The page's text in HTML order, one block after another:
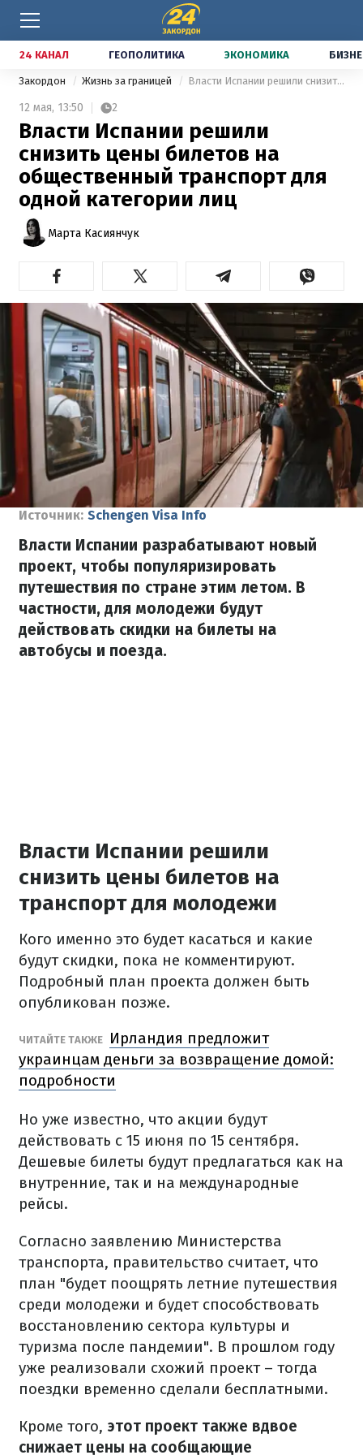
24 КАНАЛ ГЕОПОЛИТИКА ЭКОНОМИКА
Закордон Жизнь за границей Власти Испании решили снизить цены билетов на общественный транспорт для одной категории лиц
12 мая, 13:50 2
Власти Испании решили
снизить цены билетов на
общественный транспорт для
одной категории лиц
Марта Касиянчук
Источник: Schengen Visa Info
Власти Испании разрабатывают новый
проект, чтобы популяризировать
путешествия по стране этим летом. В
частности, для молодежи будут
действовать скидки на билеты на
автобусы и поезда.
Власти Испании решили
снизить цены билетов на
транспорт для молодежи
Кого именно это будет касаться и какие
будут скидки, пока не комментируют.
Подробный план проекта должен быть
опубликован позже.
ЧИТАЙТЕ ТАКЖЕ
Ирландия предложит
украинцам деньги за возвращение домой:
подробности
Но уже известно, что акции будут
действовать с 15 июня по 15 сентября.
Дешевые билеты будут предлагаться как на
внутренние, так и на международные
рейсы.
Согласно заявлению Министерства
транспорта, правительство считает, что
план "будет поощрять летние путешествия
среди молодежи и будет способствовать
восстановлению сектора культуры и
туризма после пандемии". В прошлом году
уже реализовали схожий проект – тогда
поездки временно сделали бесплатными.
Кроме того, этот проект также вдвое
снижает цены на сообщающие